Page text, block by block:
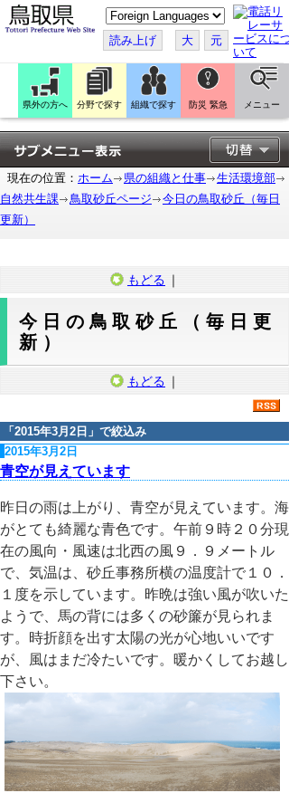
こ
の
ペ
ー
ジ
翻
訳
す
る
読み上げ 大 元
県外の方へ 分野で探す 組織で探す 防災 緊急 メニュー
現在の位置： ホーム 県の組織と仕事
生活環境部
自然共生課
鳥取砂丘ページ
今日の鳥取砂丘（毎日
更新）
もどる ｜
今日の鳥取砂丘（毎日更
新）
もどる ｜
「 2015年3月2日 」で絞込み
2015年3月2日
青空が見えています
昨日の雨は上がり、青空が見えています。海
がとても綺麗な青色です。午前９時２０分現
在の風向・風速は北西の風９．９メートル
で、気温は、砂丘事務所横の温度計で１０．
１度を示しています。昨晩は強い風が吹いた
ようで、馬の背には多くの砂簾が見られま
す。時折顔を出す太陽の光が心地いいです
が、風はまだ冷たいです。暖かくしてお越し
下さい。